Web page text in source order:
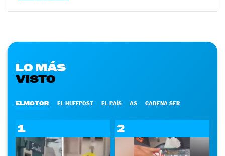
LO MÁS
VISTO
ELMOTOR EL HUFFPOST EL PAÍS AS CADENA SER
1 2